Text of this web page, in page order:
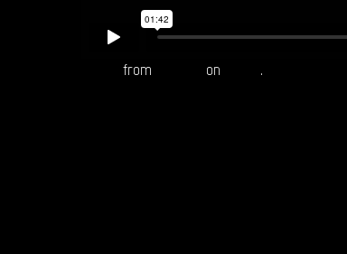
from on .